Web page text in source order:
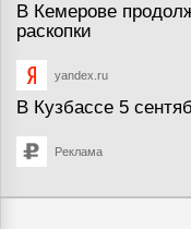
В Кемерове
раскопки
yandex.ru
В Кузбассе 5
Реклама